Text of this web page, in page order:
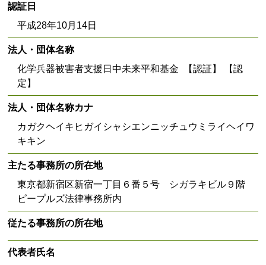
認証日
平成28年10月14日
法人・団体名称
化学兵器被害者支援日中未来平和基金 【認証】 【認
定】
法人・団体名称カナ
カガクヘイキヒガイシャシエンニッチュウミライヘイワ
キキン
主たる事務所の所在地
東京都新宿区新宿一丁目６番５号 シガラキビル９階
ピープルズ法律事務所内
従たる事務所の所在地
代表者氏名